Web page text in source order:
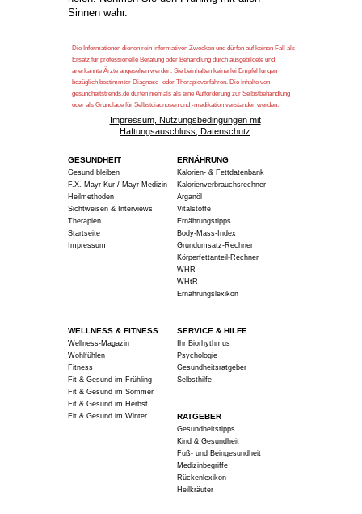
Sinnen wahr.
Die Informationen dienen rein informativen Zwecken und dürfen auf keinen Fall als
Ersatz für professionelle Beratung oder Behandlung durch ausgebildete und
anerkannte Ärzte angesehen werden. Sie beinhalten keinerlei Empfehlungen
bezüglich bestimmter Diagnose- oder Therapieverfahren. Die Inhalte von
gesundheitstrends.de dürfen niemals als eine Aufforderung zur Selbstbehandlung
oder als Grundlage für Selbstdiagnosen und -medikation verstanden werden.
Impressum, Nutzungsbedingungen mit
Haftungsauschluss, Datenschutz
GESUNDHEIT
Gesund bleiben
F.X. Mayr-Kur / Mayr-Medizin
Heilmethoden
Sichtweisen & Interviews
Therapien
Startseite
Impressum
ERNÄHRUNG
Kalorien- & Fettdatenbank
Kalorienverbrauchsrechner
Arganöl
Vitalstoffe
Ernährungstipps
Body-Mass-Index
Grundumsatz-Rechner
Körperfettanteil-Rechner
WHR
WHtR
Ernährungslexikon
WELLNESS & FITNESS
Wellness-Magazin
Wohlfühlen
Fitness
Fit & Gesund im Frühling
Fit & Gesund im Sommer
Fit & Gesund im Herbst
Fit & Gesund im Winter
SERVICE & HILFE
Ihr Biorhythmus
Psychologie
Gesundheitsratgeber
Selbsthilfe
RATGEBER
Gesundheitstipps
Kind & Gesundheit
Fuß- und Beingesundheit
Medizinbegriffe
Rückenlexikon
Heilkräuter